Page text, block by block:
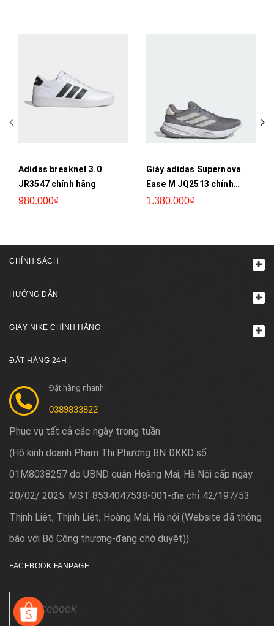
Adidas breaknet 3.0
JR3547 chính hãng
980.000₫
Giày adidas Supernova
Ease M JQ2513 chính
hãng
1.380.000₫
CHÍNH SÁCH
HƯỚNG DẪN
GIÀY NIKE CHÍNH HÃNG
ĐẶT HÀNG 24H
Đặt hàng nhanh:
0389833822
Phục vụ tất cả các ngày trong tuần
(Hộ kinh doanh Phạm Thị Phương BN ĐKKD số
01M8038257 do UBND quận Hoàng Mai, Hà Nội cấp ngày
20/02/ 2025. MST 8534047538-001-địa chỉ 42/197/53
Thịnh Liệt, Thịnh Liệt, Hoàng Mai, Hà nội (Website đã thông
báo với Bộ Công thương-đang chờ duyệt))
FACEBOOK FANPAGE
Facebook